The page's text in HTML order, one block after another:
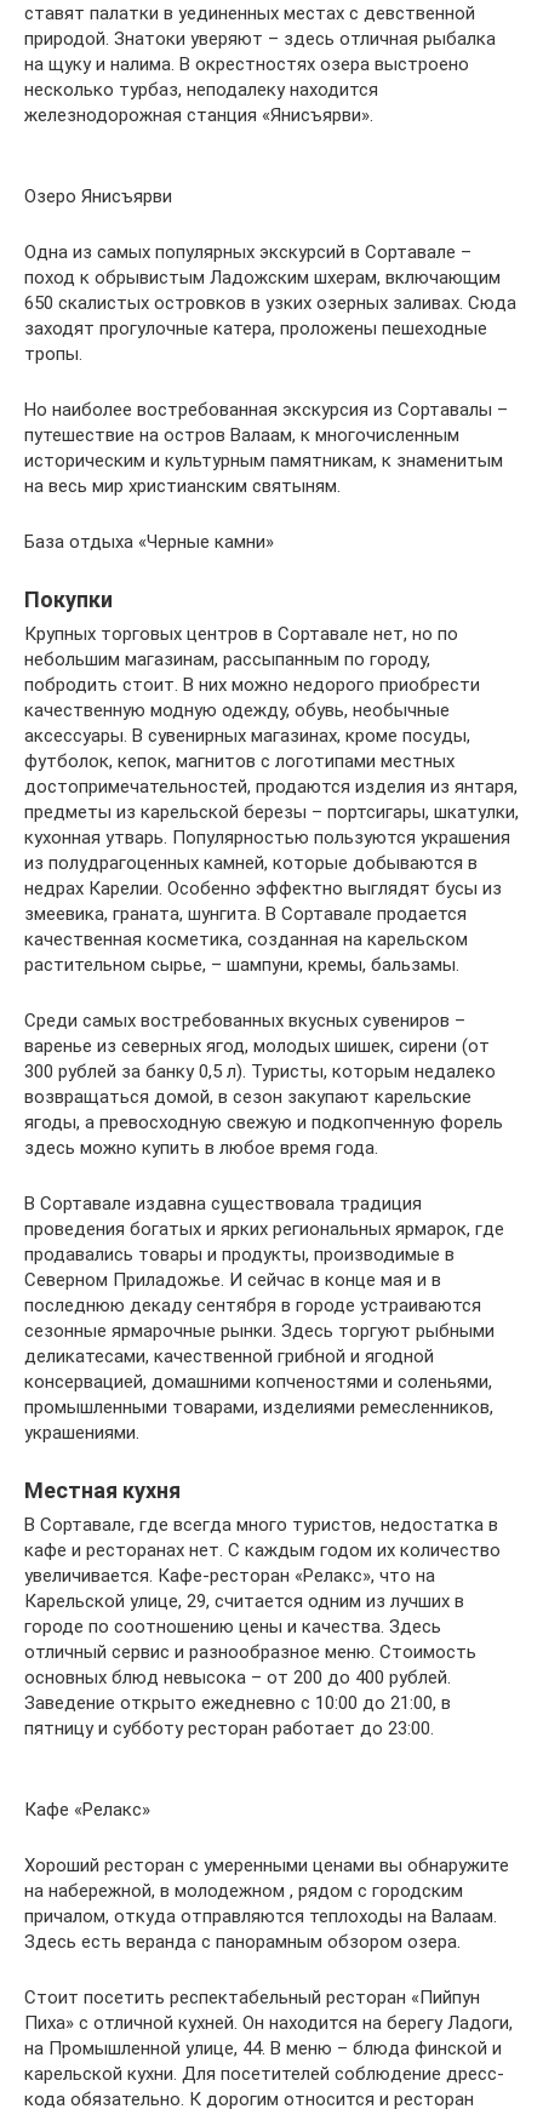
ставят палатки в уединенных местах с девственной
природой. Знатоки уверяют – здесь отличная рыбалка
на щуку и налима. В окрестностях озера выстроено
несколько турбаз, неподалеку находится
железнодорожная станция «Янисъярви».
Озеро Янисъярви
Одна из самых популярных экскурсий в Сортавале –
поход к обрывистым Ладожским шхерам, включающим
650 скалистых островков в узких озерных заливах. Сюда
заходят прогулочные катера, проложены пешеходные
тропы.
Но наиболее востребованная экскурсия из Сортавалы –
путешествие на остров Валаам, к многочисленным
историческим и культурным памятникам, к знаменитым
на весь мир христианским святыням.
База отдыха «Черные камни»
Покупки
Крупных торговых центров в Сортавале нет, но по
небольшим магазинам, рассыпанным по городу,
побродить стоит. В них можно недорого приобрести
качественную модную одежду, обувь, необычные
аксессуары. В сувенирных магазинах, кроме посуды,
футболок, кепок, магнитов с логотипами местных
достопримечательностей, продаются изделия из янтаря,
предметы из карельской березы – портсигары, шкатулки,
кухонная утварь. Популярностью пользуются украшения
из полудрагоценных камней, которые добываются в
недрах Карелии. Особенно эффектно выглядят бусы из
змеевика, граната, шунгита. В Сортавале продается
качественная косметика, созданная на карельском
растительном сырье, – шампуни, кремы, бальзамы.
Среди самых востребованных вкусных сувениров –
варенье из северных ягод, молодых шишек, сирени (от
300 рублей за банку 0,5 л). Туристы, которым недалеко
возвращаться домой, в сезон закупают карельские
ягоды, а превосходную свежую и подкопченную форель
здесь можно купить в любое время года.
В Сортавале издавна существовала традиция
проведения богатых и ярких региональных ярмарок, где
продавались товары и продукты, производимые в
Северном Приладожье. И сейчас в конце мая и в
последнюю декаду сентября в городе устраиваются
сезонные ярмарочные рынки. Здесь торгуют рыбными
деликатесами, качественной грибной и ягодной
консервацией, домашними копченостями и соленьями,
промышленными товарами, изделиями ремесленников,
украшениями.
Местная кухня
В Сортавале, где всегда много туристов, недостатка в
кафе и ресторанах нет. С каждым годом их количество
увеличивается. Кафе-ресторан «Релакс», что на
Карельской улице, 29, считается одним из лучших в
городе по соотношению цены и качества. Здесь
отличный сервис и разнообразное меню. Стоимость
основных блюд невысока – от 200 до 400 рублей.
Заведение открыто ежедневно с 10:00 до 21:00, в
пятницу и субботу ресторан работает до 23:00.
Кафе «Релакс»
Хороший ресторан с умеренными ценами вы обнаружите
на набережной, в молодежном , рядом с городским
причалом, откуда отправляются теплоходы на Валаам.
Здесь есть веранда с панорамным обзором озера.
Стоит посетить респектабельный ресторан «Пийпун
Пиха» с отличной кухней. Он находится на берегу Ладоги,
на Промышленной улице, 44. В меню – блюда финской и
карельской кухни. Для посетителей соблюдение дресс-
кода обязательно. К дорогим относится и ресторан